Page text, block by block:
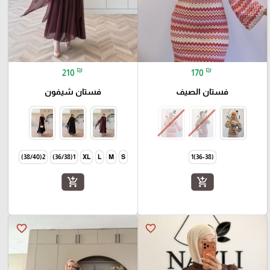
170 ₪
فستان الصيف
(36-38)1
add_shopping_cart
210 ₪
فستان شيفون
S
M
L
XL
1(36/38)
2(38/40)
add_shopping_cart
favorite_border
favorite_border